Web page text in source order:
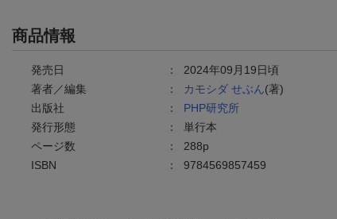
商品情報
発売日 ： 2024年09月19日頃
著者／編集
： カモシダ せぶん(著)
出版社
： PHP研究所
発行形態
： 単行本
ページ数
： 288p
ISBN
： 9784569857459